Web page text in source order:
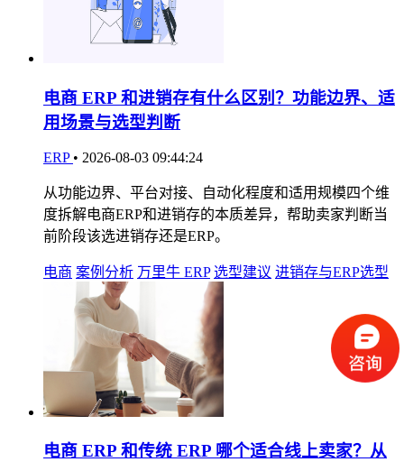
电商 ERP 和进销存有什么区别？功能边界、适
用场景与选型判断
ERP • 2026-08-03 09:44:24
从功能边界、平台对接、自动化程度和适用规模四个维
度拆解电商ERP和进销存的本质差异，帮助卖家判断当
前阶段该选进销存还是ERP。
电商 案例分析 万里牛 ERP 选型建议 进销存与ERP选型
电商 ERP 和传统 ERP 哪个适合线上卖家？从